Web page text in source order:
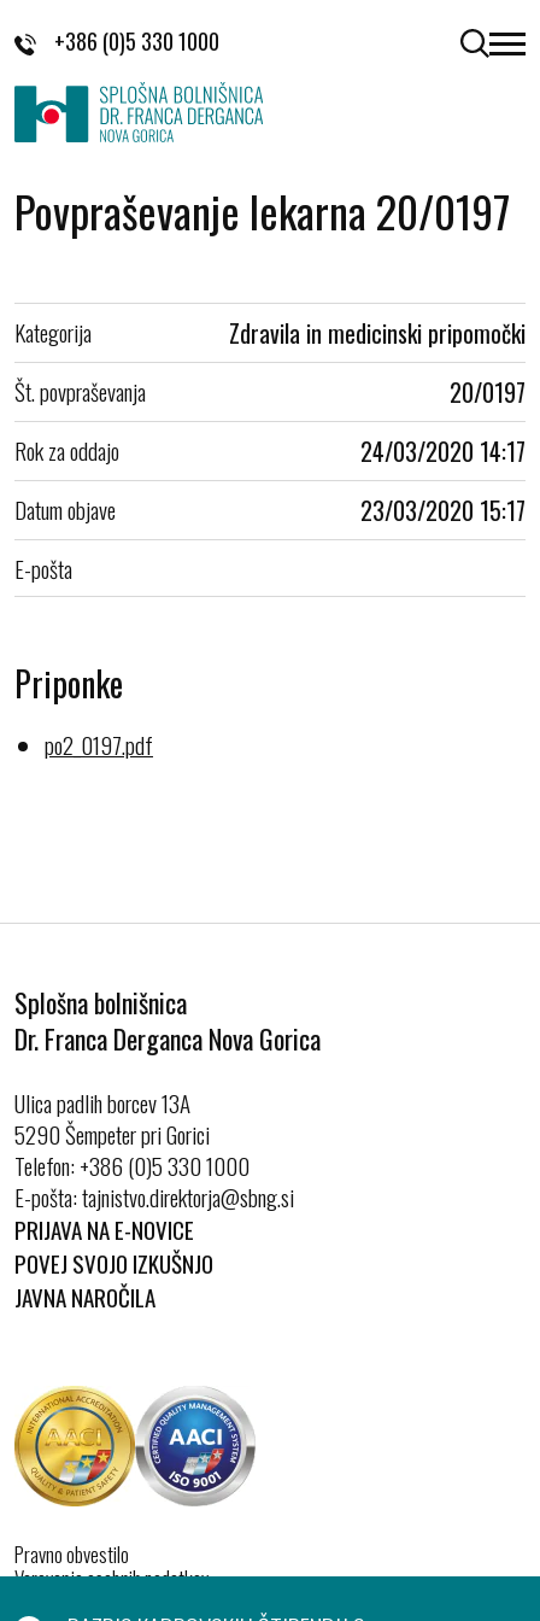
+386 (0)5 330 1000 odpri
Povpraševanje lekarna 20/0197
Kategorija Zdravila in medicinski pripomočki
Št. povpraševanja 20/0197
Rok za oddajo 24/03/2020 14:17
Datum objave 23/03/2020 15:17
E-pošta
Priponke
po2_0197.pdf
Splošna bolnišnica
Dr. Franca Derganca Nova Gorica
Ulica padlih borcev 13A
5290 Šempeter pri Gorici
Telefon:+386 (0)5 330 1000
E-pošta:
PRIJAVA NA E-NOVICE
POVEJ SVOJO IZKUŠNJO
JAVNA NAROČILA
Pravno obvestilo
Varovanje osebnih podatkov